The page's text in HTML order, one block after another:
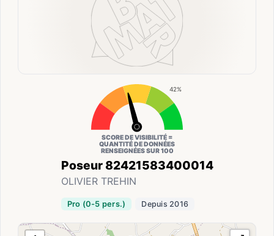
Poseur 82421583400014
OLIVIER TREHIN
Pro (0-5 pers.) Depuis 2016
42%
SCORE DE VISIBILITÉ =
QUANTITÉ DE DONNÉES
RENSEIGNÉES SUR 100